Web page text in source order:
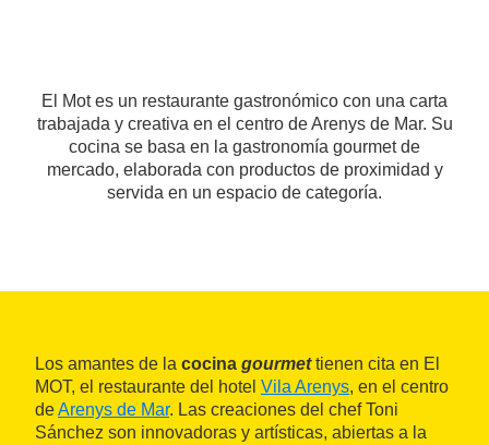
El Mot es un restaurante gastronómico con una carta
trabajada y creativa en el centro de Arenys de Mar. Su
cocina se basa en la gastronomía gourmet de
mercado, elaborada con productos de proximidad y
servida en un espacio de categoría.
Los amantes de la cocina gourmettienen cita en El
MOT, el restaurante del hotel Vila Arenys, en el centro
deArenys de Mar. Las creaciones del chef Toni
Sánchez son innovadoras y artísticas, abiertas a la